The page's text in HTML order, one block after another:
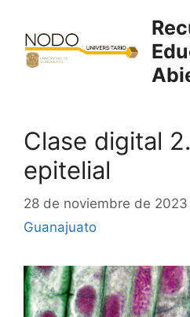
contenido
Clase digital
epitelial
28 de noviembre de 2023
Guanajuato